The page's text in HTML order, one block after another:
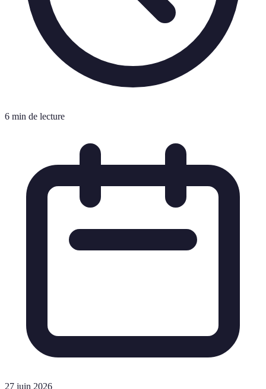
6 min de lecture
27 juin 2026